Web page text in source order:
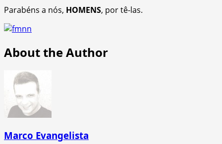
Parabéns a nós, HOMENS, por tê-las.
About the Author
Marco Evangelista